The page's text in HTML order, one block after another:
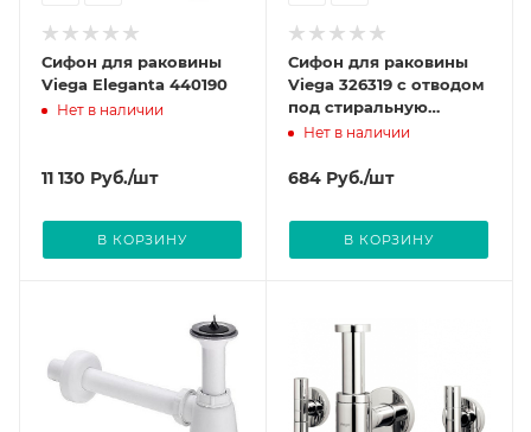
Сифон для раковины
Viega Eleganta 440190
Нет в наличии
11 130 Руб./шт
В КОРЗИНУ
Сифон для раковины
Viega 326319 с отводом
под стиральную
машину, без выпуска
Нет в наличии
684 Руб./шт
В КОРЗИНУ